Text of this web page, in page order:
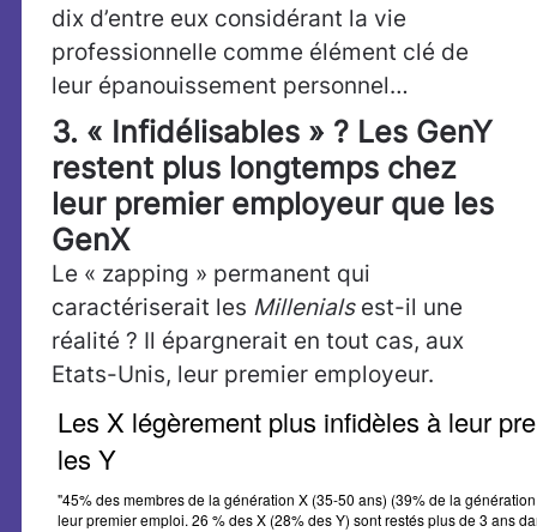
dix d’entre eux considérant la vie
professionnelle comme élément clé de
leur épanouissement personnel…
3. « Infidélisables » ? Les GenY
restent plus longtemps chez
leur premier employeur que les
GenX
Le « zapping » permanent qui
caractériserait les Millenialsest-il une
réalité ? Il épargnerait en tout cas, aux
Etats-Unis, leur premier employeur.